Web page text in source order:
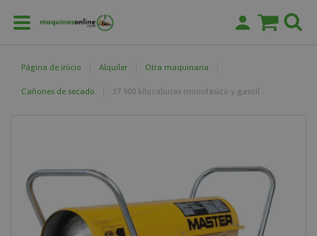
Página de inicio Alquiler Otra maquinaria
Cañones de secado 37.900 kilocalorías monofásico y gasoil